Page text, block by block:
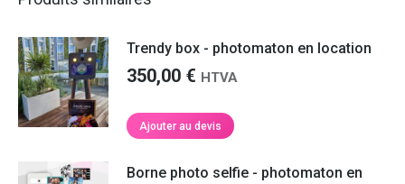
Trendy box - photomaton en location
350,00 € HTVA
Ajouter au devis
Borne photo selfie - photomaton en